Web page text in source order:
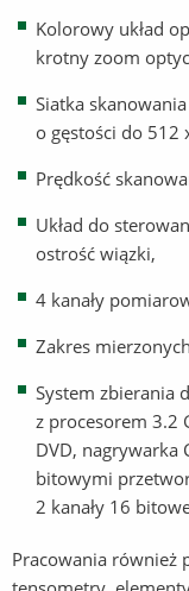
Kolorowy układ
krotny zoom
Siatka
o gęstości do
Prędkość
Układ do
ostrość wiązki,
4 kanały
Zakres
System zbierania
z procesorem 3.2
DVD, nagrywarka
bitowymi
2 kanały 16
Pracowania również